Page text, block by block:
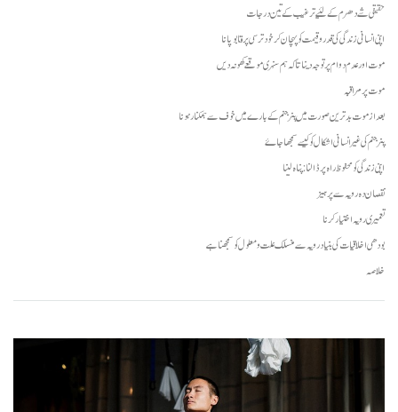
حقیقی شے دھرم کے لئیے ترغیب کے تین درجات
اپنی انسانی زندگی کی قدر و قیمت کو پہچان کر خود ترسی پر قابو پانا
موت اور عدم دوام پر توجہ دینا تا کہ ہم سنہری موقعے کھو نہ دیں
موت پر مراقبہ
بعد از موت بد ترین صورت میں پنر جنم کے بارے میں خوف سے ہمکنار ہونا
پنر جنم کی غیر انسانی اشکال کو کیسے سمجھا جاۓ
اپنی زندگی کو محفوظ راہ پر ڈالنا: پناہ لینا
نقصان دہ رویہ سے پرہیز
تعمیری رویہ اختیار کرنا
بودھی اخلاقیات کی بنیاد رویہ سے منسلک علت و معلول کو سمجھنا ہے
خلاصہ